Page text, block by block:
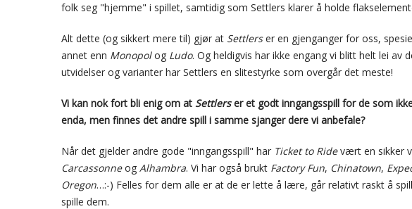
folk seg "hjemme" i spillet, samtidig som Settlers klarer å holde
Alt dette (og sikkert mere til) gjør at Settlerser en gjenganger for oss,
annet enn Monopolog Ludo. Og heldigvis har ikke engang vi blitt helt lei av
utvidelser og varianter har Settlers en slitestyrke som overgår det meste!
Vi kan nok fort bli enig om at Settlerser et godt inngangsspill for de som
enda, men finnes det andre spill i samme sjanger dere vi anbefale?
Når det gjelder andre gode "inngangsspill" har Ticket to Ridevært en sikker
Carcassonneog Alhambra. Vi har også brukt Factory Fun, Chinatown,
Oregon…:-) Felles for dem alle er at de er lette å lære, går relativt raskt å
spille dem.